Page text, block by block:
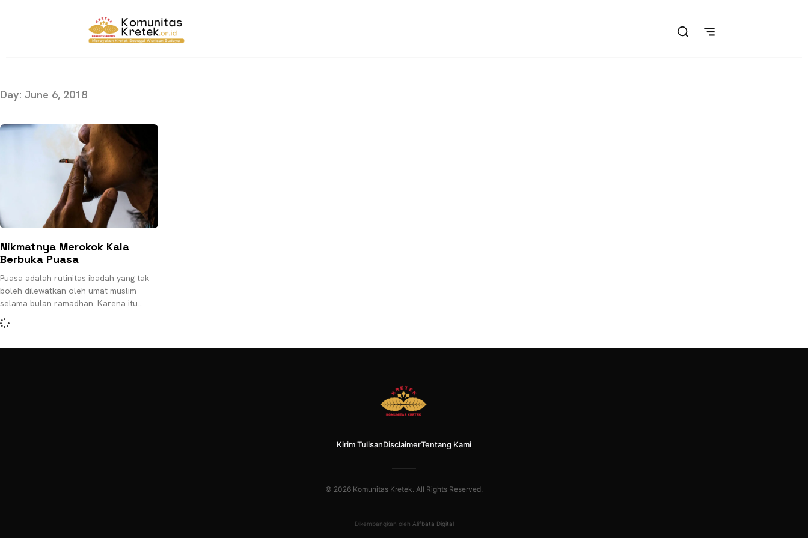
Day: June 6, 2018
Nikmatnya Merokok Kala
Berbuka Puasa
Puasa adalah rutinitas ibadah yang tak
boleh dilewatkan oleh umat muslim
selama bulan ramadhan. Karena itu
banyaknya umat muslim selain
memperbanyak kegiatan ibadah juga
Kirim TulisanDisclaimerTentang Kami
© 2026 Komunitas Kretek. All Rights Reserved.
Dikembangkan oleh Alifbata Digital